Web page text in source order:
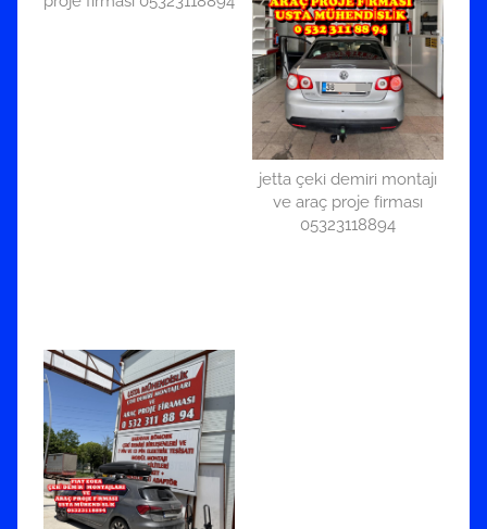
jetta çeki demiri montajı
ve araç proje firması
05323118894